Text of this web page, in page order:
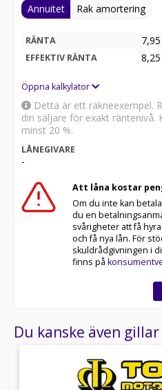
Annuitet Rak amortering
RÄNTA
EFFEKTIV RÄNTA 8,25
Öppna kalkylator
Detta är ett räkneexempel.
din säljare för exakt räntenivå.
minst 20 %.
LÅNEGIVARE
-
Att låna kostar
Om du inte kan
du en
svårigheter att få
och få nya lån. För
skuldrådgivningen i
finns på
Du kanske även gillar